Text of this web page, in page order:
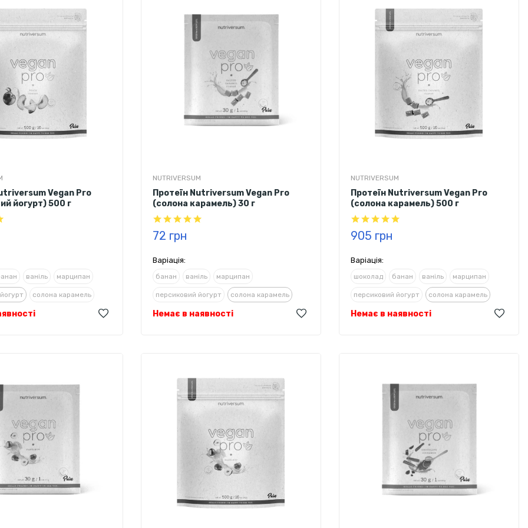
Vegan Pro
йогурт) 500 г
ваніль марципан
солона карамель
з корицею та стевією
NUTRIVERSUM
Протеїн Nutriversum Vegan Pro
(солона карамель) 30 г
72 грн
Варіація:
банан ваніль марципан
персиковий йогурт солона карамель
фундук шоколад з корицею та стевією
Немає в наявності
NUTRIVERSUM
Протеїн Nutriversum Vegan Pro
(солона карамель) 500 г
905 грн
Варіація:
шоколад банан ваніль марципан
персиковий йогурт солона карамель
фундук шоколад з корицею та стевією
Немає в наявності